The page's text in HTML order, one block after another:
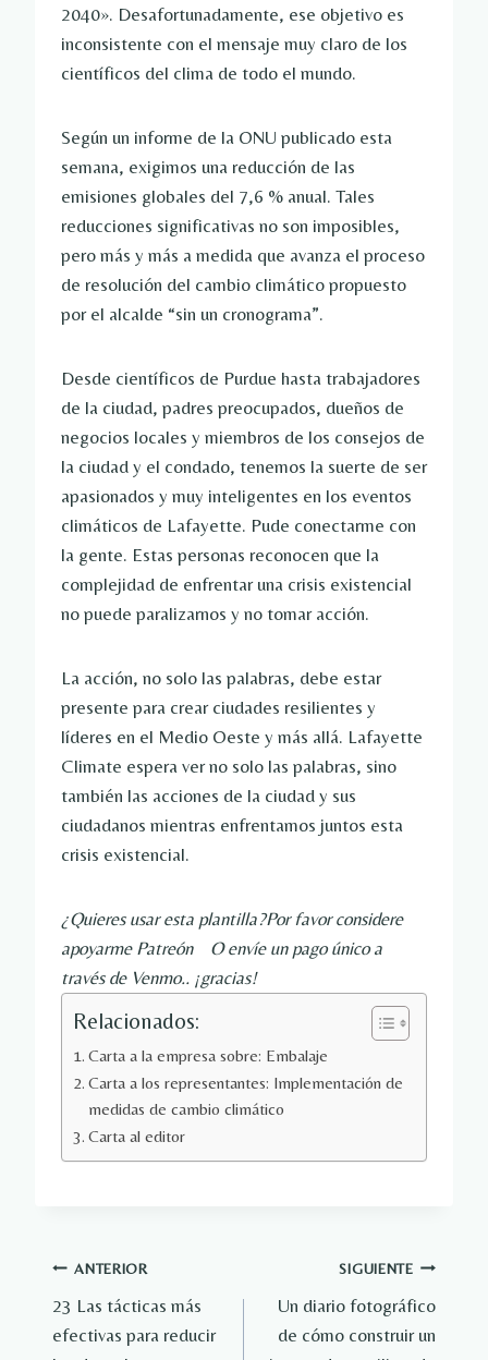
2040». Desafortunadamente, ese objetivo es
inconsistente con el mensaje muy claro de los
científicos del clima de todo el mundo.
Según un informe de la ONU publicado esta
semana, exigimos una reducción de las
emisiones globales del 7,6 % anual. Tales
reducciones significativas no son imposibles,
pero más y más a medida que avanza el proceso
de resolución del cambio climático propuesto
por el alcalde “sin un cronograma”.
Desde científicos de Purdue hasta trabajadores
de la ciudad, padres preocupados, dueños de
negocios locales y miembros de los consejos de
la ciudad y el condado, tenemos la suerte de ser
apasionados y muy inteligentes en los eventos
climáticos de Lafayette. Pude conectarme con
la gente. Estas personas reconocen que la
complejidad de enfrentar una crisis existencial
no puede paralizarnos y no tomar acción.
La acción, no solo las palabras, debe estar
presente para crear ciudades resilientes y
líderes en el Medio Oeste y más allá. Lafayette
Climate espera ver no solo las palabras, sino
también las acciones de la ciudad y sus
ciudadanos mientras enfrentamos juntos esta
crisis existencial.
¿Quieres usar esta plantilla?Por favor considere
apoyarme Patreón
    O envíe un pago único a
través de Venmo.. ¡gracias!
Relacionados:
Carta a la empresa sobre: ​​Embalaje
Carta a los representantes: Implementación de
medidas de cambio climático
Carta al editor
Navegación
de
ANTERIOR
23 Las tácticas más
efectivas para reducir
SIGUIENTE
Un diario fotográfico
de cómo construir un